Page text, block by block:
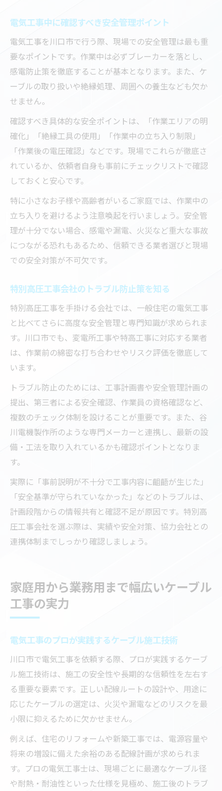
電気工事中に確認すべき安全管理ポイント
電気工事を川口市で行う際、現場での安全管理は最も重
要なポイントです。作業中は必ずブレーカーを落とし、
感電防止策を徹底することが基本となります。また、ケ
ーブルの取り扱いや絶縁処理、周囲への養生なども欠か
せません。
確認すべき具体的な安全ポイントは、「作業エリアの明
確化」「絶縁工具の使用」「作業中の立ち入り制限」
「作業後の電圧確認」などです。現場でこれらが徹底さ
れているか、依頼者自身も事前にチェックリストで確認
しておくと安心です。
特に小さなお子様や高齢者がいるご家庭では、作業中の
立ち入りを避けるよう注意喚起を行いましょう。安全管
理が十分でない場合、感電や漏電、火災など重大な事故
につながる恐れもあるため、信頼できる業者選びと現場
での安全対策が不可欠です。
特別高圧工事会社のトラブル防止策を知る
特別高圧工事を手掛ける会社では、一般住宅の電気工事
と比べてさらに高度な安全管理と専門知識が求められま
す。川口市でも、変電所工事や特高工事に対応する業者
は、作業前の綿密な打ち合わせやリスク評価を徹底して
います。
トラブル防止のためには、工事計画書や安全管理計画の
提出、第三者による安全確認、作業員の資格確認など、
複数のチェック体制を設けることが重要です。また、谷
川電機製作所のような専門メーカーと連携し、最新の設
備・工法を取り入れているかも確認ポイントとなりま
す。
実際に「事前説明が不十分で工事内容に齟齬が生じた」
「安全基準が守られていなかった」などのトラブルは、
計画段階からの情報共有と確認不足が原因です。特別高
圧工事会社を選ぶ際は、実績や安全対策、協力会社との
連携体制までしっかり確認しましょう。
家庭用から業務用まで幅広いケーブル
工事の実力
電気工事のプロが実践するケーブル施工技術
川口市で電気工事を依頼する際、プロが実践するケーブ
ル施工技術は、施工の安全性や長期的な信頼性を左右す
る重要な要素です。正しい配線ルートの設計や、用途に
応じたケーブルの選定は、火災や漏電などのリスクを最
小限に抑えるために欠かせません。
例えば、住宅のリフォームや新築工事では、電源容量や
将来の増設に備えた余裕のある配線計画が求められま
す。プロの電気工事士は、現場ごとに最適なケーブル径
や耐熱・耐油性といった仕様を見極め、施工後のトラブ